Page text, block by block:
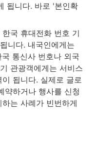
됩니다. 바로 '본인확
국 휴대전화 번호 기
니다. 내국인에게는
통신사 번호나 외국
관광객에게는 서비스
됩니다. 실제로 글로
약하거나 행사를 신청
는 사례가 빈번하게